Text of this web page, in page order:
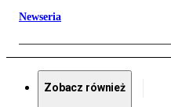
Newseria
Zobacz również